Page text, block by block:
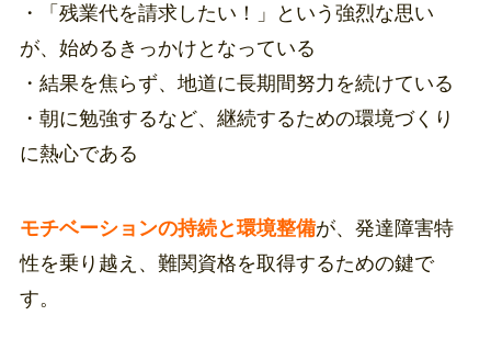
・「残業代を請求したい！」という強烈な思い
が、始めるきっかけとなっている
・結果を焦らず、地道に長期間努力を続けている
・朝に勉強するなど、継続するための環境づくり
に熱心である
モチベーションの持続と環境整備が、発達障害特
性を乗り越え、難関資格を取得するための鍵で
す。